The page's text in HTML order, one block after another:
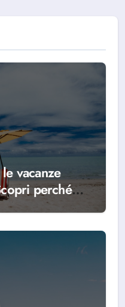
vacanze
perché